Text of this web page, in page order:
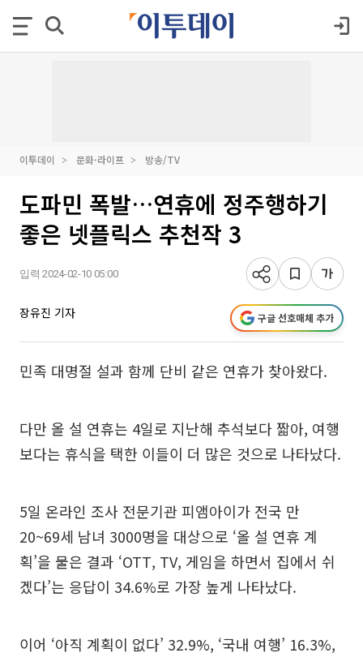
이투데이 문화·라이프 방송/TV
도파민 폭발…연휴에 정주행하기
좋은 넷플릭스 추천작 3
입력 2024-02-10 05:00
장유진 기자 구글 선호매체 추가
민족 대명절 설과 함께 단비 같은 연휴가 찾아왔다.
다만 올 설 연휴는 4일로 지난해 추석보다 짧아, 여행
보다는 휴식을 택한 이들이 더 많은 것으로 나타났다.
5일 온라인 조사 전문기관 피앰아이가 전국 만
20~69세 남녀 3000명을 대상으로 ‘올 설 연휴 계
획’을 물은 결과 ‘OTT, TV, 게임을 하면서 집에서 쉬
겠다’는 응답이 34.6%로 가장 높게 나타났다.
이어 ‘아직 계획이 없다’ 32.9%, ‘국내 여행’ 16.3%,